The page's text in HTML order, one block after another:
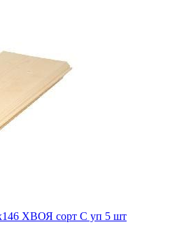
ХВОЯ сорт С уп 5 шт